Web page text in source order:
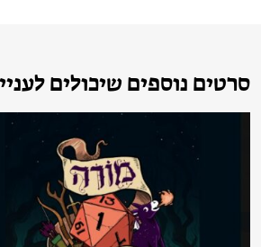
סרטים נוספים שיכולים